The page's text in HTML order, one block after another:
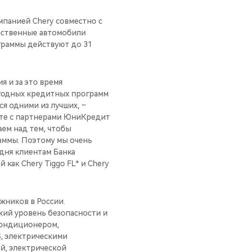
Chery совместно с
автомобили
действуют до 31
и за это время
кредитных программ
одними из лучших, –
с партнерами ЮниКредит
над тем, чтобы
Поэтому мы очень
клиентам Банка
как Chery Tiggo FL* и Chery
в России.
уровень безопасности и
электрическими
электрической